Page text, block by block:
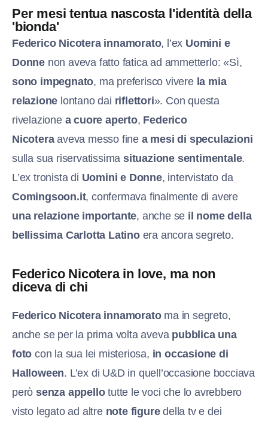
Per mesi tentua nascosta l'identità della
'bionda'
Federico Nicotera innamorato, l’ex Uomini e
Donne non aveva fatto fatica ad ammetterlo: «Sì,
sono impegnato, ma preferisco vivere la mia
relazione lontano dai riflettori». Con questa
rivelazionea cuore aperto, Federico
Nicoteraaveva messo fine a mesi di speculazioni
sulla sua riservatissimasituazione sentimentale.
L’ex tronista di Uomini e Donne, intervistato da
Comingsoon.it, confermava finalmente di avere
una relazione importante, anche se il nome della
bellissima Carlotta Latinoera ancora segreto.
Federico Nicotera in love, ma non
diceva di chi
Federico Nicotera innamoratoma in segreto,
anche se per la prima volta aveva pubblica una
foto con la sua lei misteriosa, in occasione di
Halloween. L’ex di U&D in quell’occasione bocciava
però senza appellotutte le voci che lo avrebbero
visto legato ad altre note figuredella tv e dei